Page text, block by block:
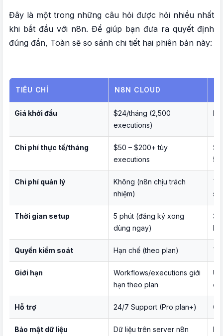
Đây là một trong những câu hỏi được hỏi nhiều nhất
khi bắt đầu với n8n. Để giúp bạn đưa ra quyết định
đúng đắn, Toàn sẽ so sánh chi tiết hai phiên bản này:
TIÊU CHÍ N8N CLOUD
Giá khởi đầu
$24/tháng (2,500
executions)
Chi phí thực tế/tháng
$50 – $200+ tùy
executions
Chi phí quản lý
Không (n8n chịu trách
nhiệm)
Thời gian setup
5 phút (đăng ký xong
dùng ngay)
30
Quyền kiểm soát Hạn chế (theo plan)
Giới hạn
Workflows/executions giới
hạn theo plan
Hỗ trợ 24/7 Support (Pro plan+)
Bảo mật dữ liệu Dữ liệu trên server n8n